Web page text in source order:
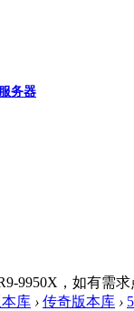
务器
9950X，如有需
库 › 传奇版本库 ›